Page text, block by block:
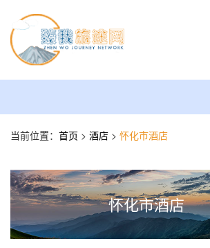
当前位置： 首页 > 酒店 > 怀化市酒店
怀化市酒店